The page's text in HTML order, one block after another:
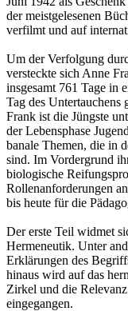
der meistgelesenen
verfilmt und auf
Um der Verfolgung
versteckte sich Anne
insgesamt 761 Tage in
Tag des Untertauchens
Frank ist die Jüngste
der Lebensphase
banale Themen, die in
sind. Im Vordergrund
biologische
Rollenanforderungen
bis heute für die
Der erste Teil widmet
Hermeneutik. Unter
Erklärungen des
hinaus wird auf das
Zirkel und die
eingegangen.